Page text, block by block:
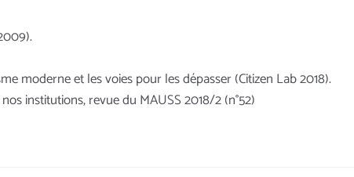
moderne et les voies pour les dépasser (Citizen Lab 2018).
institutions, revue du MAUSS 2018/2 (n°52)